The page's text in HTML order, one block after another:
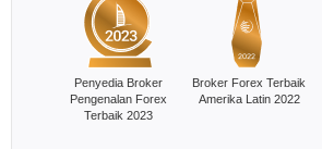
Broker Forex Terbaik
Amerika Latin 2022
Penyedia Broker
Pengenalan Forex
Terbaik 2023